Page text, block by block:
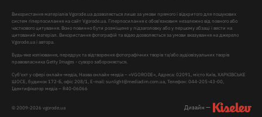
© 2009-2026 vgorode.ua
Використання матеріалів Vgorode.ua дозволяється лише за умови прямого і відкритого для пошукових
систем гіперпосилання на сайт Vgorode.ua. Гіперпосилання є обов'язковим незалежно від повного або
часткового цитування. Воно повинно бути розміщене у підзаголовку або у першому абзаці і вести на
цитований матеріал. Використання фотографій та відео дозволяється за умови вказування на джерело
Vgorode.ua і автора.
Будь-яке копіювання, передрук та відтворення фотографічних творів та/або аудіовізуальних творів
правовласника Getty Images - суворо забороняється.
Суб'єкт у сфері онлайн-медіа, Назва онлайн-медіа – «VGORODE», Адреса: 02091, місто Київ, ХАРКІВСЬКЕ
ШОСЕ, будинок 172-Б, офіс 208/1, E-mail:sunlight@mediadim.com.ua , Телефон: 044-205-43-00,
Ідентифікатор медіа – R40-06066
Дизайн —